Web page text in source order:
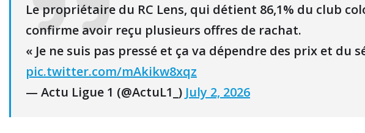
Le propriétaire du RC Lens, qui détient 86,1% du club
confirme avoir reçu plusieurs offres de rachat.
« Je ne suis pas pressé et ça va dépendre des prix et du
pic.twitter.com/mAkikw8xqz
— Actu Ligue 1 (@ActuL1_) July 2, 2026